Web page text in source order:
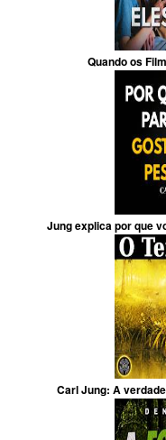
Quando os
Jung explica por que
Carl Jung: A